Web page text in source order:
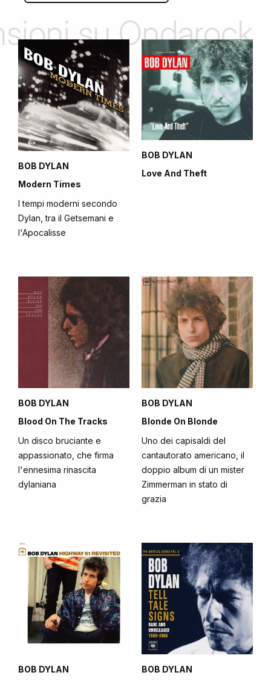
su Ondarock
BOB DYLAN
Modern Times
I tempi moderni secondo
Dylan, tra il Getsemani e
l'Apocalisse
BOB DYLAN
Love And Theft
BOB DYLAN
Blood On The Tracks
Un disco bruciante e
appassionato, che firma
l'ennesima rinascita
dylaniana
BOB DYLAN
Blonde On Blonde
Uno dei capisaldi del
cantautorato americano, il
doppio album di un mister
Zimmerman in stato di
grazia
BOB DYLAN
BOB DYLAN